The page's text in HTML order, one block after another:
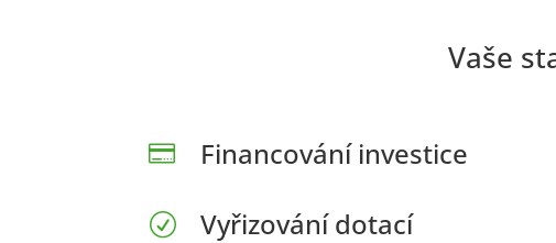
Vaše
 Financování investice
R Vyřizování dotací